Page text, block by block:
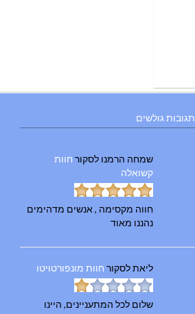
תגובות גולשים
שמחה הרמנו לסקור חוות
קשואלה
חווה מקסימה , אנשים מדהימים
נהננו מאוד
ליאתלסקור חוות מונפורטויטו
שלום לכל המתעניינים, היינו